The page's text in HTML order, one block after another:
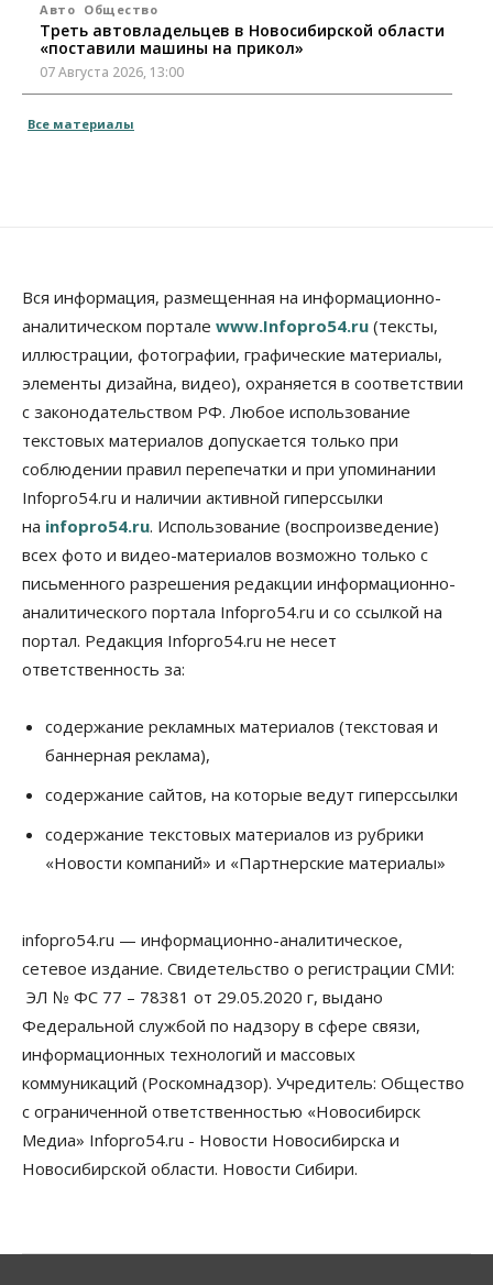
Авто Общество
Треть автовладельцев в Новосибирской области
«поставили машины на прикол»
07 Августа 2026, 13:00
Школы, библиотеки, пешеходные тротуары:
07 Августа 2026, 12:00
Общество
Жители Новосибирска смогут добровольно
повысить свою пенсию
07 Августа 2026, 11:30
Деньгами будут распоряжаться дети: в десяти
школах Новосибирской области введут
инициативное бюджетирование
07 Августа 2026, 11:00
Общество Право&Порядок
В Новосибирске руководителя отдела полиции
заключили под стражу
07 Августа 2026, 10:15
Новосибирской области, но режима ЧС не будет
07 Августа 2026, 10:00
Бизнес Право&Порядок
выстраивают системы защиты от атак БПЛА
07 Августа 2026, 09:00
листы на полмиллиарда рублей
07 Августа 2026, 08:00
Искусственный интеллект предлагают
привлекать к разработке новых лекарств в
России
06 Августа 2026, 19:00
Мировые И Федеральные Новости
Россия построит в Киргизии новый кампус КРСУ:
30 гектаров, 15 тысяч студентов и 30 миллиардов
Все материалы
Вся информация, размещенная на информационно-
аналитическом портале www.Infopro54.ru (тексты,
иллюстрации, фотографии, графические материалы,
элементы дизайна, видео), охраняется в соответствии
с законодательством РФ. Любое использование
текстовых материалов допускается только при
соблюдении правил перепечатки и при упоминании
Infopro54.ru и наличии активной гиперссылки
на infopro54.ru. Использование (воспроизведение)
всех фото и видео-материалов возможно только с
письменного разрешения редакции информационно-
аналитического портала Infopro54.ru и со ссылкой на
портал. Редакция Infopro54.ru не несет
ответственность за:
содержание рекламных материалов (текстовая и
баннерная реклама),
содержание сайтов, на которые ведут гиперссылки
содержание текстовых материалов из рубрики
«Новости компаний» и «Партнерские материалы»
infopro54.ru — информационно-аналитическое,
сетевое издание. Свидетельство о регистрации СМИ:
ЭЛ № ФС 77 – 78381 от 29.05.2020 г, выдано
Федеральной службой по надзору в сфере связи,
информационных технологий и массовых
коммуникаций (Роскомнадзор). Учредитель: Общество
с ограниченной ответственностью «Новосибирск
Медиа» Infopro54.ru - Новости Новосибирска и
Новосибирской области. Новости Сибири.